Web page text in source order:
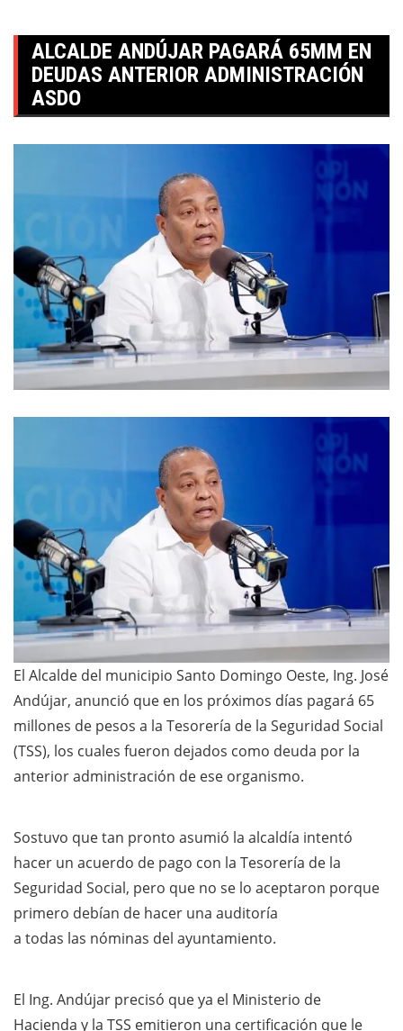
ALCALDE ANDÚJAR PAGARÁ 65MM EN
DEUDAS ANTERIOR ADMINISTRACIÓN
ASDO
El Alcalde del municipio Santo Domingo Oeste, Ing. José
Andújar, anunció que en los próximos días pagará 65
millones de pesos a la Tesorería de la Seguridad Social
(TSS), los cuales fueron dejados como deuda por la
anterior administración de ese organismo.
Sostuvo que tan pronto asumió la alcaldía intentó
hacer un acuerdo de pago con la Tesorería de la
Seguridad Social, pero que no se lo aceptaron porque
primero debían de hacer una auditoría
a todas las nóminas del ayuntamiento.
El Ing. Andújar precisó que ya el Ministerio de
Hacienda y la TSS emitieron una certificación que le